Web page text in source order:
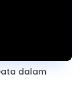
dalam